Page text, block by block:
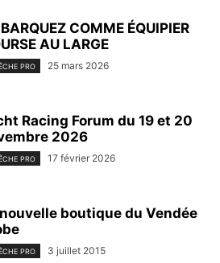
COMME ÉQUIPIER
AU LARGE
PRO 25 mars 2026
Racing Forum du 19 et 20
2026
PRO 17 février 2026
boutique du Vendée
PRO 3 juillet 2015